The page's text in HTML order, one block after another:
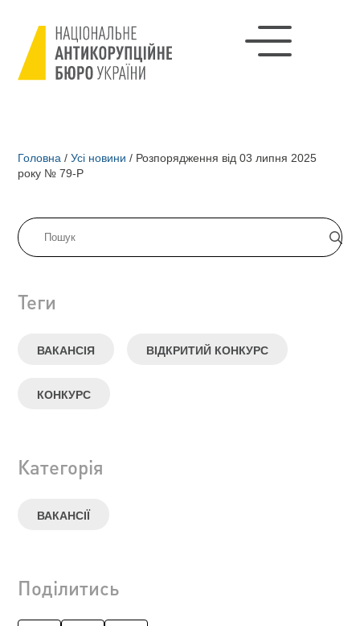
Головна / Усі новини / Розпорядження від 03 липня 2025
року № 79-Р
Теги
ВАКАНСІЯ ВІДКРИТИЙ КОНКУРС
КОНКУРС
Категорія
ВАКАНСІЇ
Поділитись